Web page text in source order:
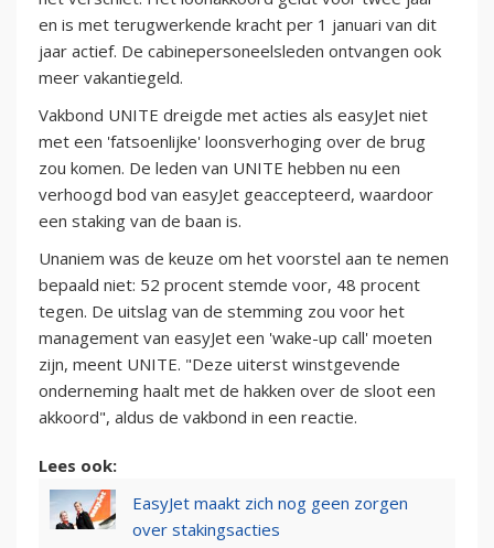
en is met terugwerkende kracht per 1 januari van dit
jaar actief. De cabinepersoneelsleden ontvangen ook
meer vakantiegeld.
Vakbond UNITE dreigde met acties als easyJet niet
met een 'fatsoenlijke' loonsverhoging over de brug
zou komen. De leden van UNITE hebben nu een
verhoogd bod van easyJet geaccepteerd, waardoor
een staking van de baan is.
Unaniem was de keuze om het voorstel aan te nemen
bepaald niet: 52 procent stemde voor, 48 procent
tegen. De uitslag van de stemming zou voor het
management van easyJet een 'wake-up call' moeten
zijn, meent UNITE. "Deze uiterst winstgevende
onderneming haalt met de hakken over de sloot een
akkoord", aldus de vakbond in een reactie.
Lees ook:
EasyJet maakt zich nog geen zorgen
over stakingsacties